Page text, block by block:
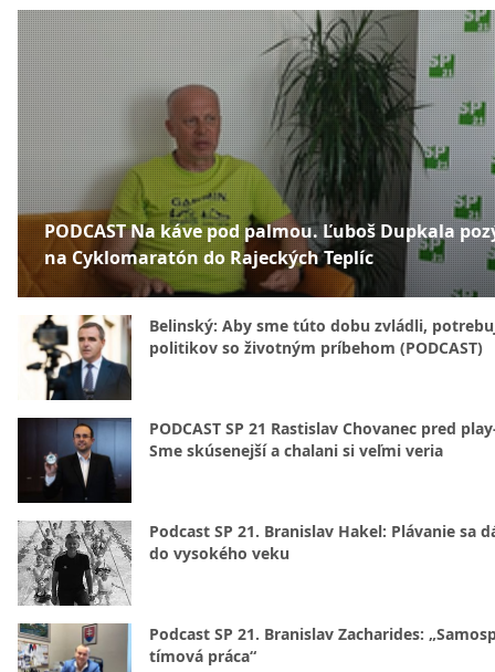
PODCAST Na káve pod palmou. Ľuboš Dupkala
na Cyklomaratón do Rajeckých Teplíc
Belinský: Aby sme túto dobu zvládli,
politikov so životným príbehom (PODCAST)
PODCAST SP 21 Rastislav Chovanec pred
Sme skúsenejší a chalani si veľmi veria
Podcast SP 21. Branislav Hakel: Plávanie sa
do vysokého veku
Podcast SP 21. Branislav Zacharides:
tímová práca“